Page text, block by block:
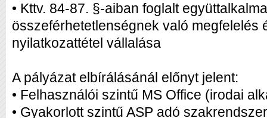
• Kttv. 84-87. §-aiban foglalt
összeférhetetlenségnek való megfelelés
nyilatkozattétel vállalása
A pályázat elbírálásánál előnyt jelent:
• Felhasználói szintű MS Office (irodai
• Gyakorlott szintű ASP adó